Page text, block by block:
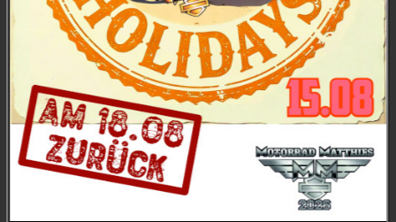
Wie immer im Herbst
startete auch 2012 unser
Probefahrt-Event im
"Harleywood" mit Party,
Live-Musik und allem Drum
und Dran. Wie jedes Jahr
hatte sich das Bikerhotel
Grüner Baum -
www.gruenerbaum-
- bestens den